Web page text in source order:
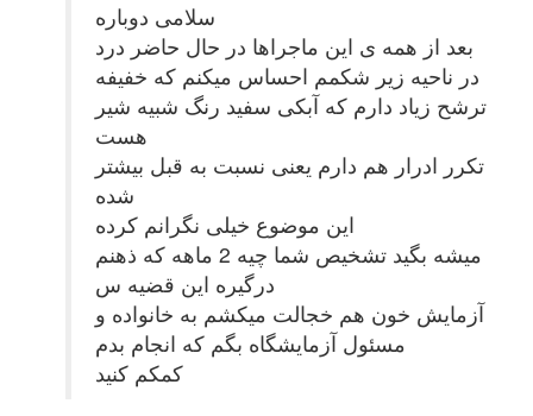
سلامی دوباره
بعد از همه ی این ماجراها در حال حاضر درد
در ناحیه زیر شکمم احساس میکنم که خفیفه
ترشح زیاد دارم که آبکی سفید رنگ شبیه شیر
هست
تکرر ادرار هم دارم یعنی نسبت به قبل بیشتر
شده
این موضوع خیلی نگرانم کرده
میشه بگید تشخیص شما چیه 2 ماهه که ذهنم
درگیره این قضیه س
آزمایش خون هم خجالت میکشم به خانواده و
مسئول آزمایشگاه بگم که انجام بدم
کمکم کنید